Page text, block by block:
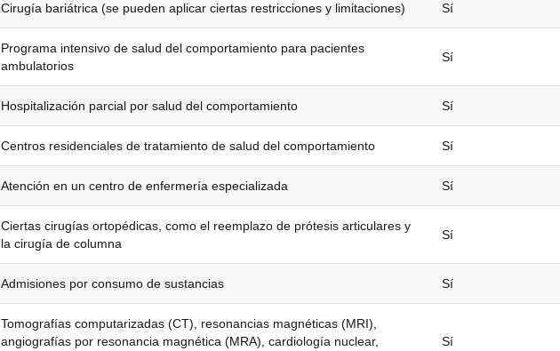
Cirugía bariátrica (se pueden aplicar ciertas restricciones y limitaciones) Sí
Programa intensivo de salud del comportamiento para pacientes
ambulatorios
Sí
Hospitalización parcial por salud del comportamiento Sí
Centros residenciales de tratamiento de salud del comportamiento Sí
Atención en un centro de enfermería especializada Sí
Ciertas cirugías ortopédicas, como el reemplazo de prótesis articulares y
la cirugía de columna
Sí
Admisiones por consumo de sustancias Sí
Tomografías computarizadas (CT), resonancias magnéticas (MRI),
angiografías por resonancia magnética (MRA), cardiología nuclear,
Sí